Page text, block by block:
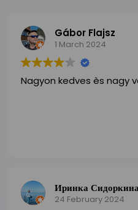
Gábor Flajsz
1 March 2024
Nagyon kedves ès nagy
Иринка Сидоркина
24 February 2024